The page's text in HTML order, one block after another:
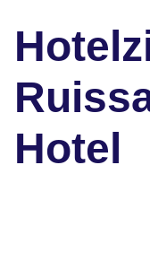
Hotel